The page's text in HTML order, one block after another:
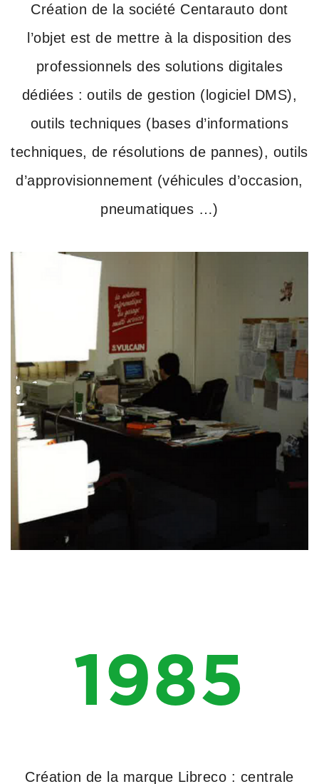
Création de la société Centarauto dont
l’objet est de mettre à la disposition des
professionnels des solutions digitales
dédiées : outils de gestion (logiciel DMS),
outils techniques (bases d’informations
techniques, de résolutions de pannes), outils
d’approvisionnement (véhicules d’occasion,
pneumatiques …)
1985
Création de la marque Libreco : centrale